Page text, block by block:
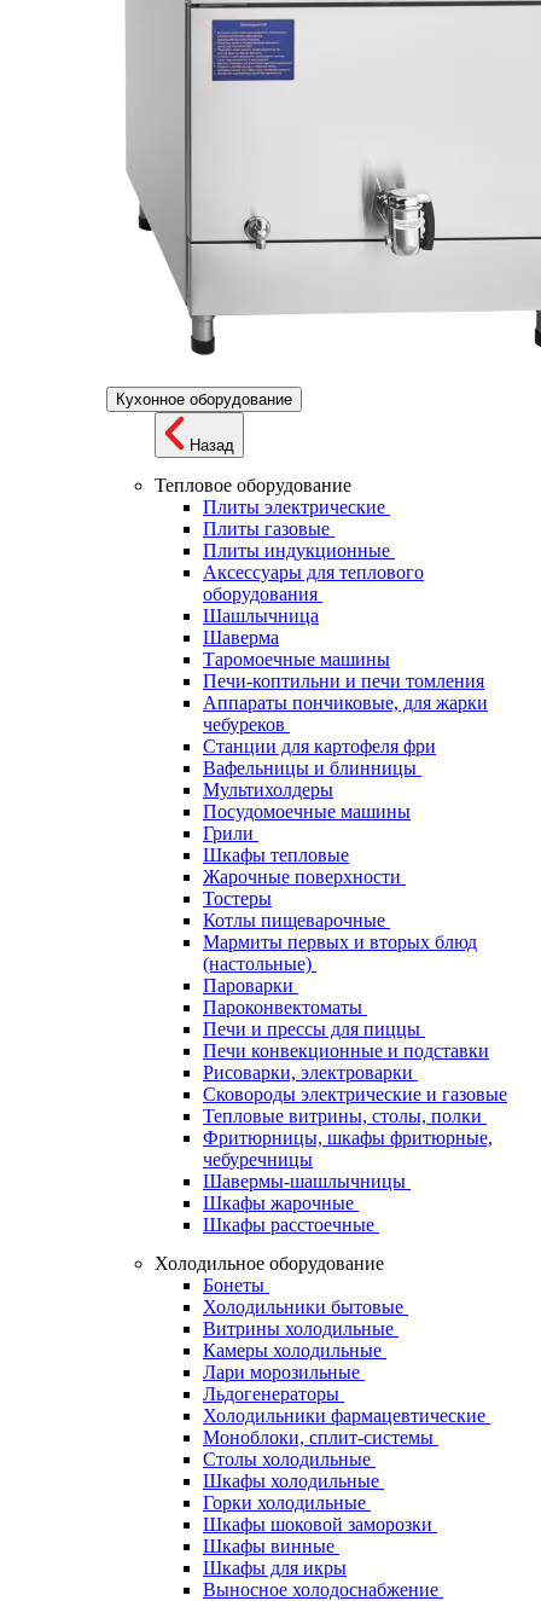
Кухонное оборудование
Назад
Тепловое оборудование
Плиты электрические
Плиты газовые
Плиты индукционные
Аксессуары для теплового
оборудования
Шашлычница
Шаверма
Таромоечные машины
Печи-коптильни и печи томления
Аппараты пончиковые, для жарки
чебуреков
Станции для картофеля фри
Вафельницы и блинницы
Мультихолдеры
Посудомоечные машины
Грили
Шкафы тепловые
Жарочные поверхности
Тостеры
Котлы пищеварочные
Мармиты первых и вторых блюд
(настольные)
Пароварки
Пароконвектоматы
Печи и прессы для пиццы
Печи конвекционные и подставки
Рисоварки, электроварки
Сковороды электрические и газовые
Тепловые витрины, столы, полки
Фритюрницы, шкафы фритюрные,
чебуречницы
Шавермы-шашлычницы
Шкафы жарочные
Шкафы расстоечные
Холодильное оборудование
Бонеты
Холодильники бытовые
Витрины холодильные
Камеры холодильные
Лари морозильные
Льдогенераторы
Холодильники фармацевтические
Моноблоки, сплит-системы
Столы холодильные
Шкафы холодильные
Горки холодильные
Шкафы шоковой заморозки
Шкафы винные
Шкафы для икры
Выносное холодоснабжение